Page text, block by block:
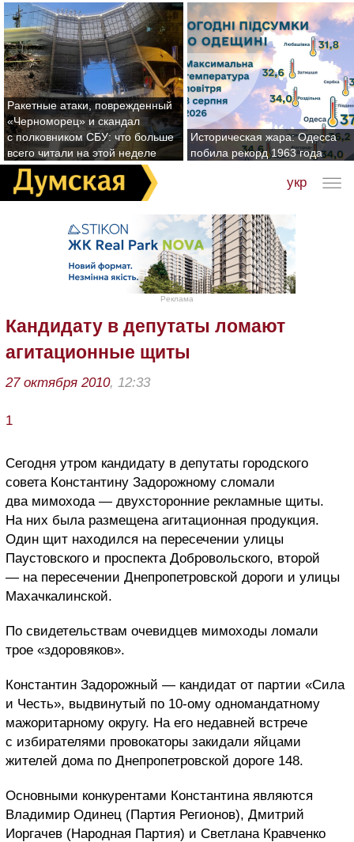
Ракетные атаки, поврежденный
«Черноморец» и скандал
с полковником СБУ: что больше
всего читали на этой неделе
Историческая жара: Одесса
побила рекорд 1963 года
укр
Реклама
Кандидату в депутаты ломают
агитационные щиты
27 октября 2010, 12:33
1
Сегодня утром кандидату в депутаты городского
совета Константину Задорожному сломали
два мимохода — двухсторонние рекламные щиты.
На них была размещена агитационная продукция.
Один щит находился на пересечении улицы
Паустовского и проспекта Добровольского, второй
— на пересечении Днепропетровской дороги и улицы
Махачкалинской.
По свидетельствам очевидцев мимоходы ломали
трое «здоровяков».
Константин Задорожный — кандидат от партии «Сила
и Честь», выдвинутый по 10-ому одномандатному
мажоритарному округу. На его недавней встрече
с избирателями провокаторы закидали яйцами
жителей дома по Днепропетровской дороге 148.
Основными конкурентами Константина являются
Владимир Одинец (Партия Регионов), Дмитрий
Иоргачев (Народная Партия) и Светлана Кравченко